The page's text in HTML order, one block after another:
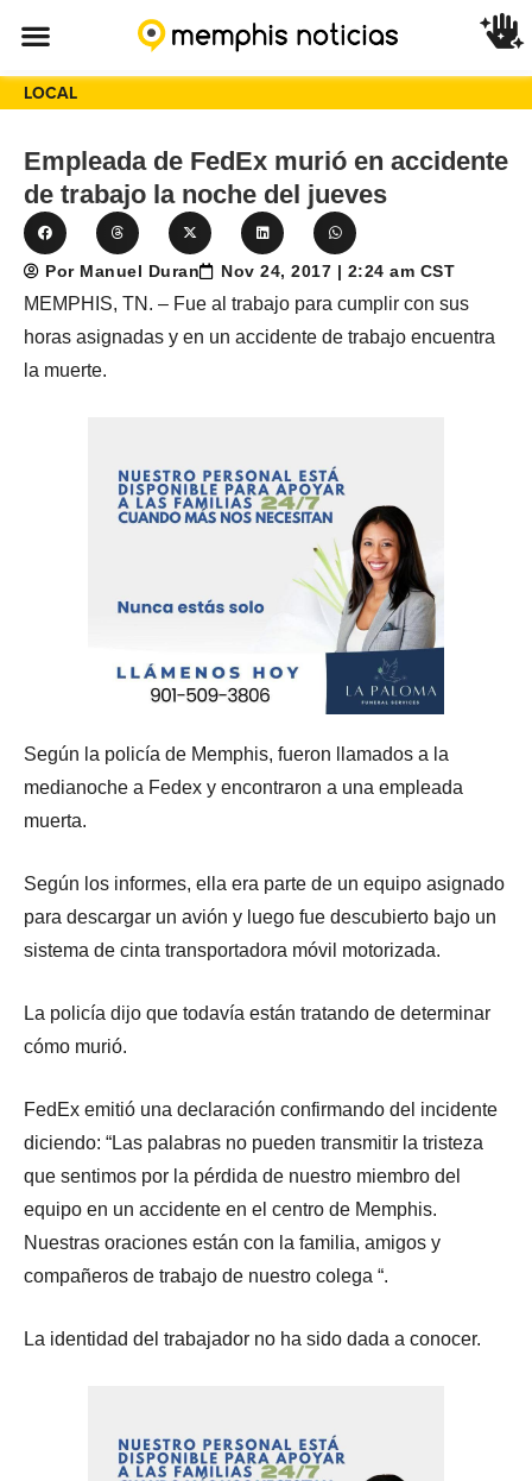
LOCAL
Empleada de FedEx murió en accidente
de trabajo la noche del jueves
Por Manuel Duran Nov 24, 2017 | 2:24 am CST
MEMPHIS, TN. – Fue al trabajo para cumplir con sus
horas asignadas y en un accidente de trabajo encuentra
la muerte.
Según la policía de Memphis, fueron llamados a la
medianoche a Fedex y encontraron a una empleada
muerta.
Según los informes, ella era parte de un equipo asignado
para descargar un avión y luego fue descubierto bajo un
sistema de cinta transportadora móvil motorizada.
La policía dijo que todavía están tratando de determinar
cómo murió.
FedEx emitió una declaración confirmando del incidente
diciendo: “Las palabras no pueden transmitir la tristeza
que sentimos por la pérdida de nuestro miembro del
equipo en un accidente en el centro de Memphis.
Nuestras oraciones están con la familia, amigos y
compañeros de trabajo de nuestro colega “.
La identidad del trabajador no ha sido dada a conocer.